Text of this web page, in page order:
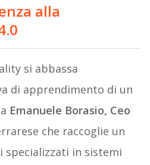
alla
si abbassa
di apprendimento di un
Emanuele Borasio, Ceo
che raccoglie un
in sistemi